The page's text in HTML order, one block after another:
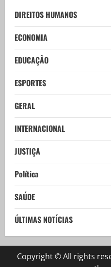
DIREITOS HUMANOS
ECONOMIA
EDUCAÇÃO
ESPORTES
GERAL
INTERNACIONAL
JUSTIÇA
Política
SAÚDE
ÚLTIMAS NOTÍCIAS
Copyright © All rights